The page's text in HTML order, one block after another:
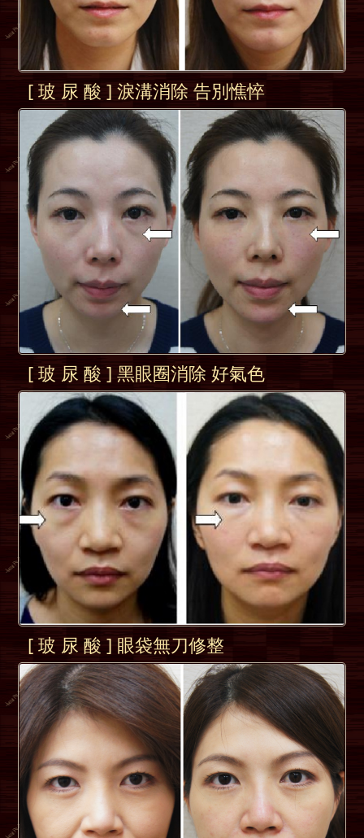
[ 玻 尿 酸 ] 淚溝消除 告別憔悴
[ 玻 尿 酸 ] 黑眼圈消除 好氣色
[ 玻 尿 酸 ] 眼袋無刀修整